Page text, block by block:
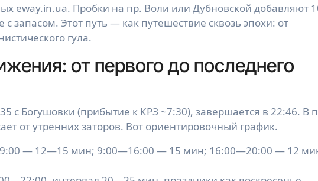
eway.in.ua. Пробки на пр. Воли или Дубновской добавляют
запасом. Этот путь — как путешествие сквозь эпохи: от
гула.
от первого до последнего
с Богушовки (прибытие к КРЗ ~7:30), завершается в 22:46. В
от утренних заторов. Вот ориентировочный график.
— 12—15 мин; 9:00—16:00 — 15 мин; 16:00—20:00 — 12